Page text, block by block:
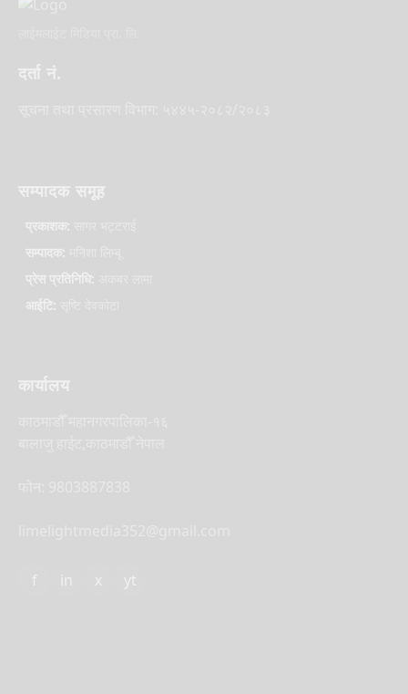
दर्ता नं.
सम्पादक समूह
प्रकाशक:
सम्पादक:
प्रेस प्रतिनिधि:
आईटि:
कार्यालय
f in x yt